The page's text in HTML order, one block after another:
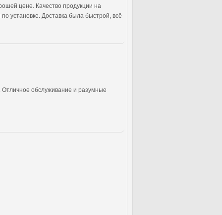
цене. Качество продукции на
установке. Доставка была быстрой, всё
Отличное обслуживание и разумные